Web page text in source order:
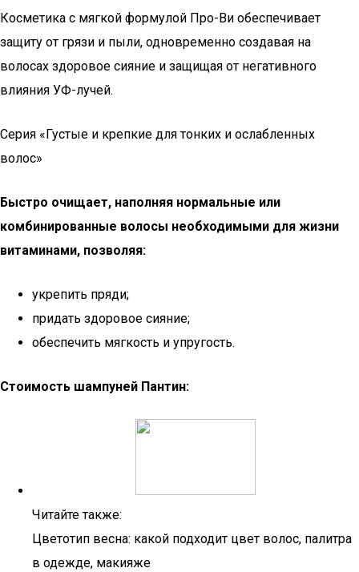
Косметика с мягкой формулой Про-Ви обеспечивает
защиту от грязи и пыли, одновременно создавая на
волосах здоровое сияние и защищая от негативного
влияния УФ-лучей.
Серия «Густые и крепкие для тонких и ослабленных
волос»
Быстро очищает, наполняя нормальные или
комбинированные волосы необходимыми для жизни
витаминами, позволяя:
укрепить пряди;
придать здоровое сияние;
обеспечить мягкость и упругость.
Стоимость шампуней Пантин:
Читайте также:
Цветотип весна: какой подходит цвет волос, палитра
в одежде, макияже